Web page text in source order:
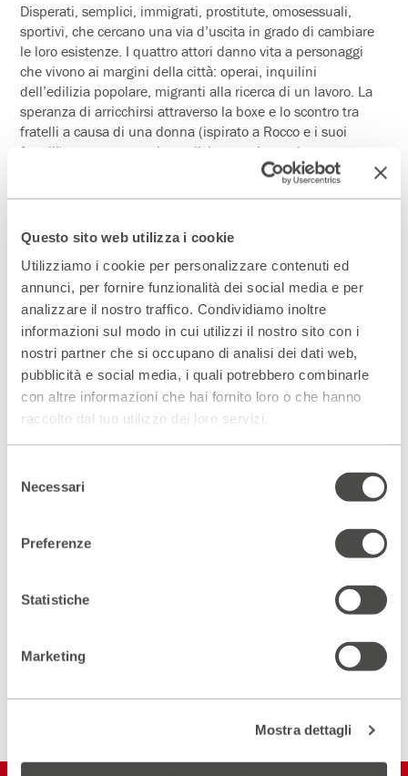
Questo sito web utilizza i cookie
Utilizziamo i cookie per personalizzare contenuti ed
annunci, per fornire funzionalità dei social media e per
analizzare il nostro traffico. Condividiamo inoltre
informazioni sul modo in cui utilizzi il nostro sito con i
nostri partner che si occupano di analisi dei dati web,
pubblicità e social media, i quali potrebbero combinarle
con altre informazioni che hai fornito loro o che hanno
raccolto dal tuo utilizzo dei loro servizi.
delNecessari
Preferenze
Statistiche
Marketing
Mostra dettagli
Disperati, semplici, immigrati, prostitute, omosessuali,
sportivi, che cercano una via d’uscita in grado di cambiare
le loro esistenze. I quattro attori danno vita a personaggi
che vivono ai margini della città: operai, inquilini
dell’edilizia popolare, migranti alla ricerca di un lavoro. La
speranza di arricchirsi attraverso la boxe e lo scontro tra
fratelli a causa di una donna (ispirato a Rocco e i suoi
fratelli) sono raccontati con disincanto in un dramma
intenso, in cui passioni antiche e problemi moderni sono
DopoLa nebbiosadi Pasolini eI Ragazzi del
massacrodi Scerbanenco, con La purezza e
il compromesso, Paolo Trotti prosegue il
viaggio attraverso gli autori che hanno
raccontato la città ed i suoi mutamenti.
Scopri gli spazi del Parenti
DIVENTA PARTNER